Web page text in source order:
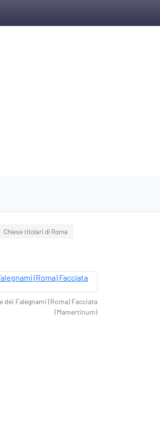
Chiese titolari di Roma
dei Falegnami (Roma) Facciata
(Mamertinum)